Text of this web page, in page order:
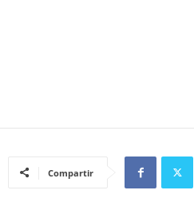
Compartir